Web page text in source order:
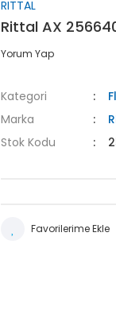
RITTAL
Rittal AX
Yorum Yap
Kategori
Marka
Stok Kodu